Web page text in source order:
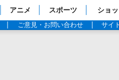
アニメ スポーツ ショ
ご意見・お問い合わせ サイ